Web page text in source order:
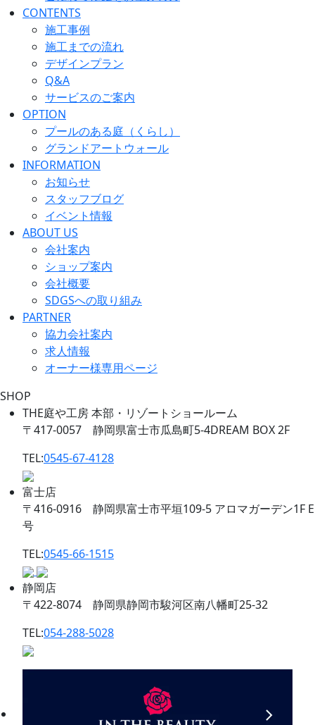
CONTENTS
施工事例
施工までの流れ
デザインプラン
Q&A
サービスのご案内
OPTION
プールのある庭（くらし）
グランドアートウォール
INFORMATION
お知らせ
スタッフブログ
イベント情報
ABOUT US
会社案内
ショップ案内
会社概要
SDGSへの取り組み
PARTNER
協力会社案内
求人情報
オーナー様専用ページ
SHOP
THE庭や工房 本部・リゾートショールーム
〒417-0057 静岡県富士市瓜島町5-4DREAM BOX 2F
TEL:0545-67-4128
富士店
〒416-0916 静岡県富士市平垣109-5 アロマガーデン1F E
号
TEL:0545-66-1515
静岡店
〒422-8074 静岡県静岡市駿河区南八幡町25-32
TEL:054-288-5028